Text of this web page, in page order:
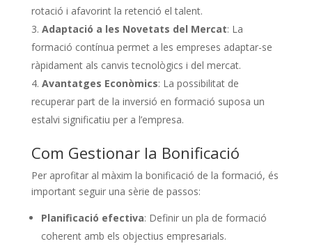
rotació i afavorint la retenció el talent.
Adaptació a les Novetats del Mercat: La
formació contínua permet a les empreses adaptar-se
ràpidament als canvis tecnològics i del mercat.
Avantatges Econòmics: La possibilitat de
recuperar part de la inversió en formació suposa un
estalvi significatiu per a l’empresa.
Com Gestionar la Bonificació
Per aprofitar al màxim la bonificació de la formació, és
important seguir una sèrie de passos:
Planificació efectiva: Definir un pla de formació
coherent amb els objectius empresarials.